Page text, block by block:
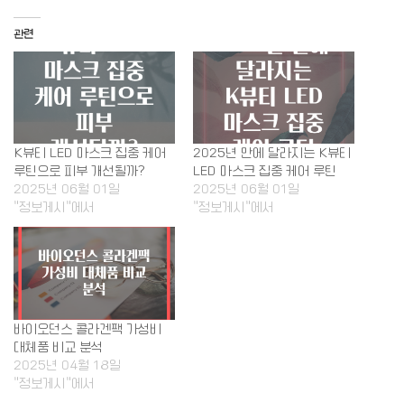
관련
K뷰티 LED 마스크 집중 케어
루틴으로 피부 개선될까?
2025년 06월 01일
"정보게시"에서
2025년 만에 달라지는 K뷰티
LED 마스크 집중 케어 루틴
2025년 06월 01일
"정보게시"에서
바이오던스 콜라겐팩 가성비
대체품 비교 분석
2025년 04월 18일
"정보게시"에서